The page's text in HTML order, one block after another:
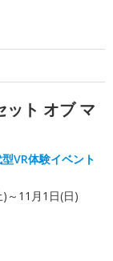
ット オブ マ
VR体験イベント
～11月1日(日)